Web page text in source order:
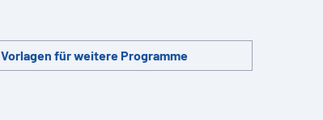
Vorlagen für weitere Programme